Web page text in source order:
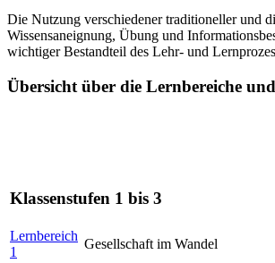
Die Nutzung verschiedener traditioneller und
Wissensaneignung, Übung und
wichtiger Bestandteil des Lehr- und
Übersicht über die Lernbereiche
Klassenstufen 1 bis 3
Lernbereich
1
Gesellschaft im Wandel